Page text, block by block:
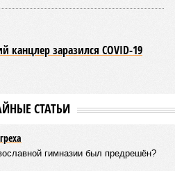
канцлер заразился COVID-19
СТАТЬИ
гимназии был предрешён?